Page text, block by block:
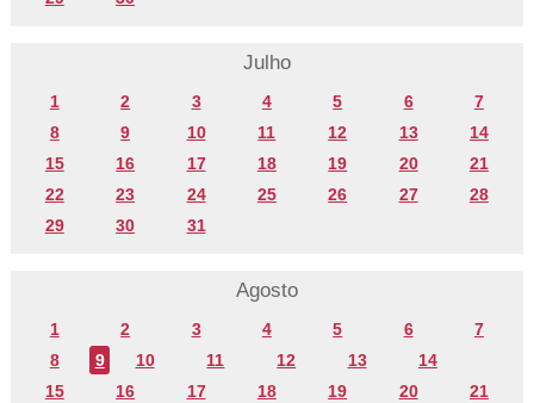
Julho
1 2 3 4 5 6
7
8
9 10 11 12 13
14
15
16 17 18 19 20
21
22
23 24 25 26 27
28
29
30 31
Agosto
1 2 3 4 5 6
7
8
9 10 11 12 13
14
15
16 17 18 19 20
21